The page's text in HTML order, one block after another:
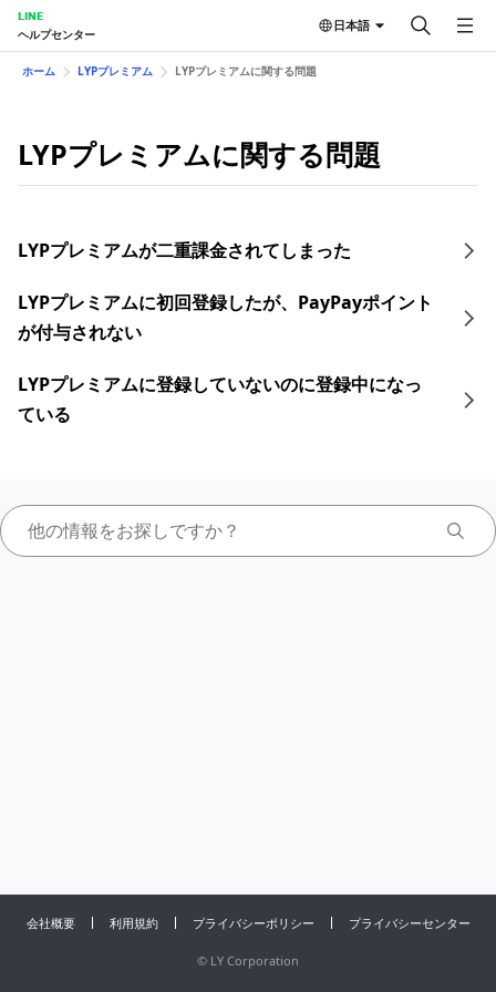
LINE
ヘルプセンター
日本語
ホーム LYPプレミアム LYPプレミアムに関する問題
LYPプレミアムに関する問題
LYPプレミアムが二重課金されてしまった
LYPプレミアムに初回登録したが、PayPayポイント
が付与されない
LYPプレミアムに登録していないのに登録中になっ
ている
会社概要 利用規約 プライバシーポリシー プライバシーセンター
© LY Corporation